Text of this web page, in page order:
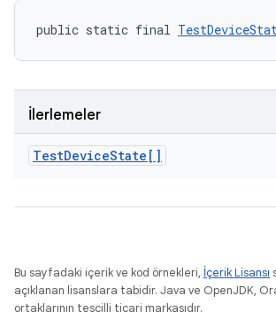
public static final
İlerlemeler
TestDeviceState[]
Bu sayfadaki içerik ve kod örnekleri, İçerik Lisansı
açıklanan lisanslara tabidir. Java ve OpenJDK,
ortaklarının tescilli ticari markasıdır.